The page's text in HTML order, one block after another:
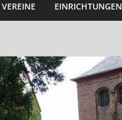
VEREINE EINRICHTUNGEN